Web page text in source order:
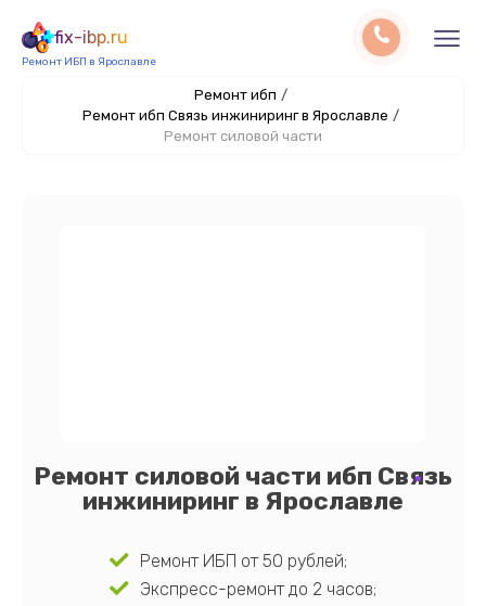
fix-ibp.ru
Ремонт ИБП в Ярославле
Ремонт ибп /
Ремонт ибп Связь инжиниринг в Ярославле /
Ремонт силовой части
Ремонт силовой части ибп Связь
инжиниринг в Ярославле
Ремонт ИБП от 50 рублей;
Экспресс-ремонт до 2 часов;